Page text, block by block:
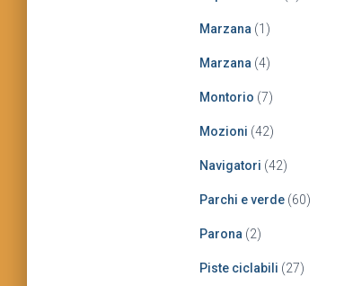
Marzana (1)
Marzana (4)
Montorio (7)
Mozioni (42)
Navigatori (42)
Parchi e verde (60)
Parona (2)
Piste ciclabili (27)